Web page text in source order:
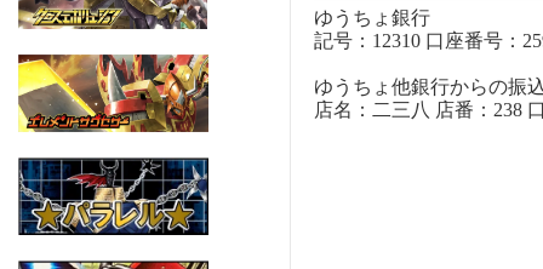
ゆうちょ銀行
記号：12310 口座番号：
ゆうちょ他銀行からの振
店名：二三八 店番：238